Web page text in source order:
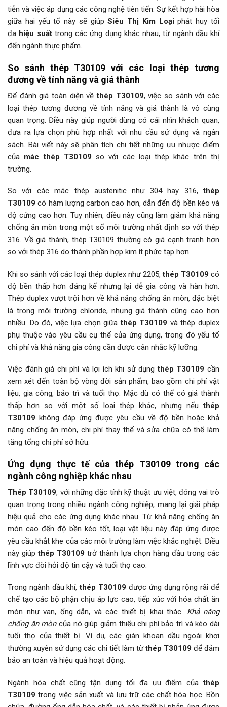
tiễn và việc áp dụng các công nghệ tiên tiến. Sự kết hợp hài hòa
giữa hai yếu tố này sẽ giúpSiêu Thị Kim Loạiphát huy tối
đa hiệu suấttrong các ứng dụng khác nhau, từ ngành dầu khí
đến ngành thực phẩm.
So sánh thép T30109 với các loại thép tương
đương về tính năng và giá thành
Để đánh giá toàn diện vềthép T30109, việc so sánh với các
loại thép tương đương về tính năng và giá thành là vô cùng
quan trọng. Điều này giúp người dùng có cái nhìn khách quan,
đưa ra lựa chọn phù hợp nhất với nhu cầu sử dụng và ngân
sách. Bài viết này sẽ phân tích chi tiết những ưu nhược điểm
của mác thép T30109 so với các loại thép khác trên thị
trường.
So với các mác thép austenitic như 304 hay 316,thép
T30109 có hàm lượng carbon cao hơn, dẫn đến độ bền kéo và
độ cứng cao hơn. Tuy nhiên, điều này cũng làm giảm khả năng
chống ăn mòn trong một số môi trường nhất định so với thép
316. Về giá thành, thép T30109 thường có giá cạnh tranh hơn
so với thép 316 do thành phần hợp kim ít phức tạp hơn.
Khi so sánh với các loại thép duplex như 2205,thép T30109 có
độ bền thấp hơn đáng kể nhưng lại dễ gia công và hàn hơn.
Thép duplex vượt trội hơn về khả năng chống ăn mòn, đặc biệt
là trong môi trường chloride, nhưng giá thành cũng cao hơn
nhiều. Do đó, việc lựa chọn giữathép T30109 và thép duplex
phụ thuộc vào yêu cầu cụ thể của ứng dụng, trong đó yếu tố
chi phí và khả năng gia công cần được cân nhắc kỹ lưỡng.
Việc đánh giá chi phí và lợi ích khi sử dụngthép T30109 cần
xem xét đến toàn bộ vòng đời sản phẩm, bao gồm chi phí vật
liệu, gia công, bảo trì và tuổi thọ. Mặc dù có thể có giá thành
thấp hơn so với một số loại thép khác, nhưng nếuthép
T30109 không đáp ứng được yêu cầu về độ bền hoặc khả
năng chống ăn mòn, chi phí thay thế và sửa chữa có thể làm
tăng tổng chi phí sở hữu.
Ứng dụng thực tế củathép T30109trong các
ngành công nghiệp khác nhau
Thép T30109, với những đặc tính kỹ thuật ưu việt, đóng vai trò
quan trọng trong nhiều ngành công nghiệp, mang lại giải pháp
hiệu quả cho các ứng dụng khác nhau. Từ khả năng chống ăn
mòn cao đến độ bền kéo tốt, loại vật liệu này đáp ứng được
yêu cầu khắt khe của các môi trường làm việc khắc nghiệt. Điều
này giúpthép T30109 trở thành lựa chọn hàng đầu trong các
lĩnh vực đòi hỏi độ tin cậy và tuổi thọ cao.
Trong ngành dầu khí,thép T30109 được ứng dụng rộng rãi để
chế tạo các bộ phận chịu áp lực cao, tiếp xúc với hóa chất ăn
mòn như van, ống dẫn, và các thiết bị khai thác. Khả năng
chống ăn mòncủa nó giúp giảm thiểu chi phí bảo trì và kéo dài
tuổi thọ của thiết bị. Ví dụ, các giàn khoan dầu ngoài khơi
thường xuyên sử dụng các chi tiết làm từthép T30109 để đảm
bảo an toàn và hiệu quả hoạt động.
Ngành hóa chất cũng tận dụng tối đa ưu điểm củathép
T30109 trong việc sản xuất và lưu trữ các chất hóa học. Bồn